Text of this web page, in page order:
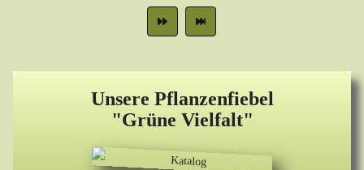
Unsere Pflanzenfiebel
"Grüne Vielfalt"